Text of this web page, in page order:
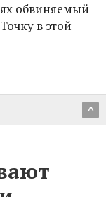
обвиняемый
в этой
^